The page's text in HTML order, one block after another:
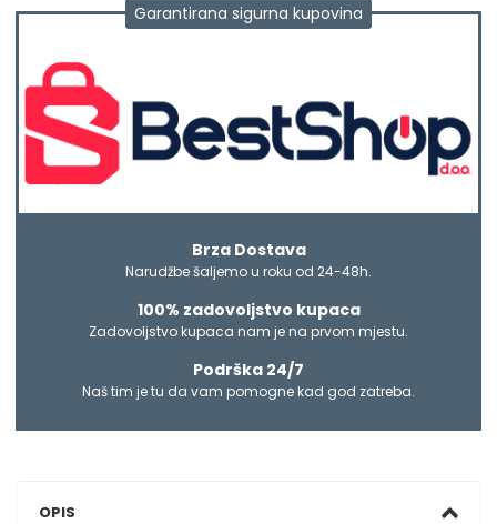
Garantirana sigurna kupovina
Brza Dostava
Narudžbe šaljemo u roku od 24-48h.
100% zadovoljstvo kupaca
Zadovoljstvo kupaca nam je na prvom mjestu.
Podrška 24/7
Naš tim je tu da vam pomogne kad god zatreba.
OPIS